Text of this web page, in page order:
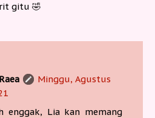
gitu 🤣
Minggu, Agustus
enggak, Lia kan memang